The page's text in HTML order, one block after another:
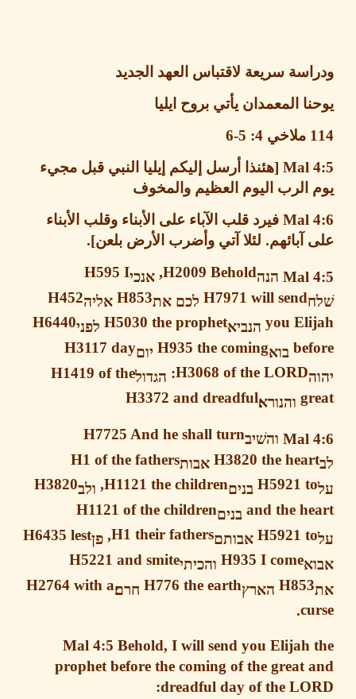
سريعة لاقتباس العهد الجديد
المعمدان يأتي بروح ايليا
ملاخي 4: 5-6
Mal هئنذا أرسل إليكم إيليا النبي قبل مجيء
الرباليوم العظيم والمخوف
Mal فيرد قلب الآباء على الأبناء وقلب الأبناء
. لئلا آتي وأضرب الأرض بلعن].
Mal הנהH2009 Behold, אנכיH595 I
H7971 will send לכם אתH853 אליהH452
you הנביאH5030 the prophet לפניH6440
בואH935 the coming יוםH3117 day
H3068 of the LORD: הגדול H1419of the
והנורא׃ H3372and dreadful
Mal והשׁיבH7725 And he shall turn
H3820 the אבותH1 of the fathers
H5921 בניםH1121 the children, ולבH3820
and the בניםH1121 of the children
H5921 אבותם H1 their fathers, פן H6435lest
H935I come והכיתי H5221and smite
הארץ H776the earth חרם׃ H2764with a
Mal 4:5Behold,I will send you Elijah
prophet before the comingof the great
dreadful day of the